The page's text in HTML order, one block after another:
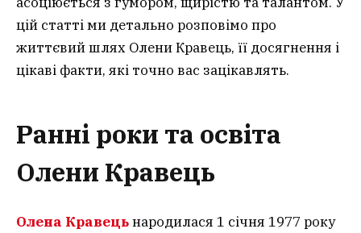
цій статті ми детально розповімо про
життєвий шлях Олени Кравець, її досягнення і
цікаві факти, які точно вас зацікавлять.
Ранні роки та освіта
Олени Кравець
Олена Кравецьнародилася 1 січня 1977 року